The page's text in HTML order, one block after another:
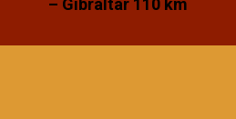
– Gibraltar 110 km